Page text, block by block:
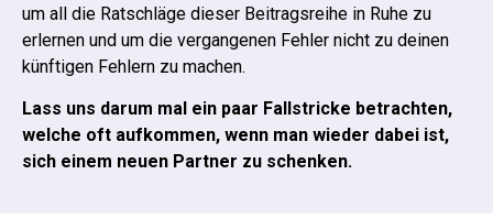
um all die Ratschläge dieser Beitragsreihe in Ruhe zu
erlernen und um die vergangenen Fehler nicht zu deinen
künftigen Fehlern zu machen.
Lass uns darum mal ein paar Fallstricke betrachten,
welche oft aufkommen, wenn man wieder dabei ist,
sich einem neuen Partner zu schenken.